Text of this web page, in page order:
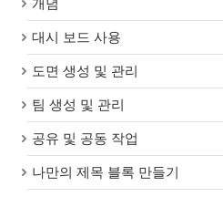
개념
대시 보드 사용
도면 생성 및 관리
팀 생성 및 관리
공유 및 공동 작업
나만의 제목 블록 만들기